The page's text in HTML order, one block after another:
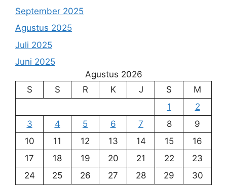
September 2025
Agustus 2025
Juli 2025
Juni 2025
Agustus 2026
S
S R K J S
M
1
2
3
4 5 6 7 8
9
10
11 12 13 14 15
16
17
18 19 20 21 22
23
24
25 26 27 28 29
30